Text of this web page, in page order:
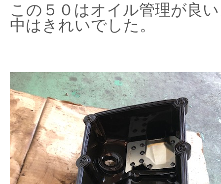
この５０はオイル管理が良
中はきれいでした。